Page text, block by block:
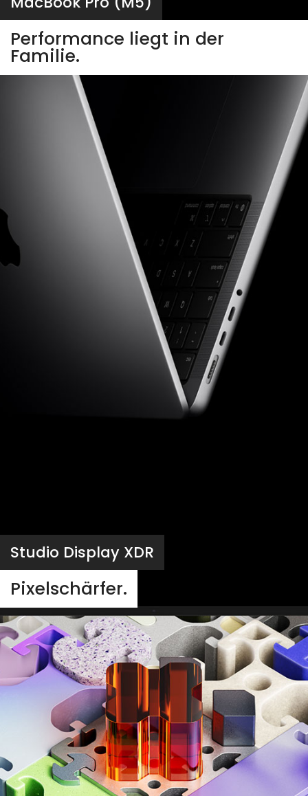
Performance liegt in der
Familie.
Studio Display XDR
Pixelschärfer.